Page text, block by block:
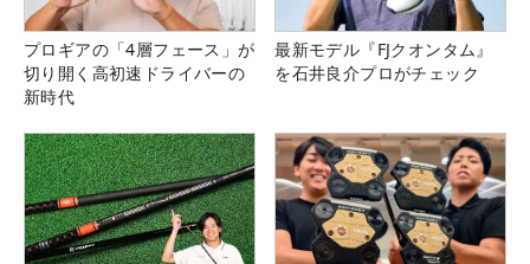
プロギアの「4層フェース」が
切り開く高初速ドライバーの
新時代
最新モデル『FJクオンタム』
を石井良介プロがチェック